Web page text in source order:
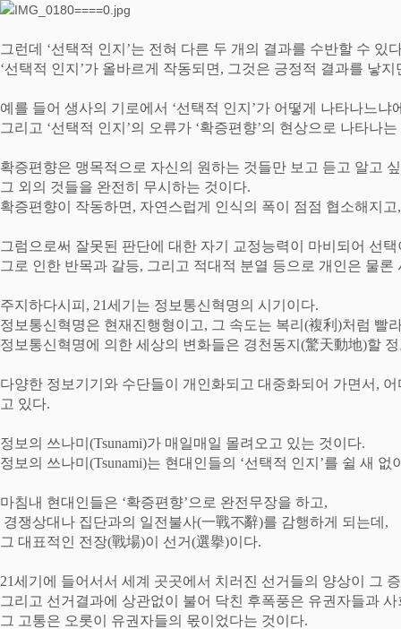
그런데 ‘선택적 인지 ’는 전혀 다른 두 개의 결과를 수반할 수 있
‘선택적 인지 ’가 올바르게 작동되면 , 그것은 긍정적 결과를 낳지
예를 들어 생사의 기로에서 ‘선택적 인지 ’가 어떻게 나타나느냐
그리고 ‘선택적 인지 ’의 오류가 ‘확증편향’의 현상으로 나타나는
확증편향은 맹목적으로 자신의 원하는 것들만 보고 듣고 알고
그 외의 것들을 완전히 무시하는 것이다.
확증편향이 작동하면 , 자연스럽게 인식의 폭이 점점 협소해지고
그럼으로써 잘못된 판단에 대한 자기 교정능력이 마비되어 선
그로 인한 반목과 갈등, 그리고 적대적 분열 등으로 개인은 물
주지하다시피 , 21세기는 정보통신혁명의 시기이다.
정보통신혁명은 현재진행형이고, 그 속도는 복리 (複利 )처럼 빨
정보통신혁명에 의한 세상의 변화들은 경천동지 (驚天動地)할
다양한 정보기기와 수단들이 개인화되고 대중화되어 가면서 , 어
고 있다.
정보의 쓰나미 (Tsunami)가 매일매일 몰려오고 있는 것이다.
정보의 쓰나미 (Tsunami)는 현대인들의 ‘선택적 인지 ’를 쉴 새 없
마침내 현대인들은 ‘확증편향’으로 완전무장을 하고,
경쟁상대나 집단과의 일전불사(一戰不辭)를 감행하게 되는데 ,
그 대표적인 전장(戰場)이 선거(選擧)이다.
21세기에 들어서서 세계 곳곳에서 치러진 선거들의 양상이 그
그리고 선거결과에 상관없이 불어 닥친 후폭풍은 유권자들과
그 고통은 오롯이 유권자들의 몫이었다는 것이다.